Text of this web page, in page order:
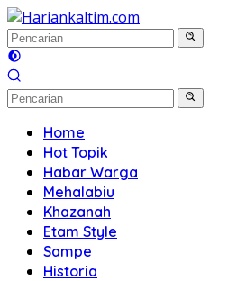
Langsung
ke
konten
Home
Hot Topik
Habar Warga
Mehalabiu
Khazanah
Etam Style
Sampe
Historia